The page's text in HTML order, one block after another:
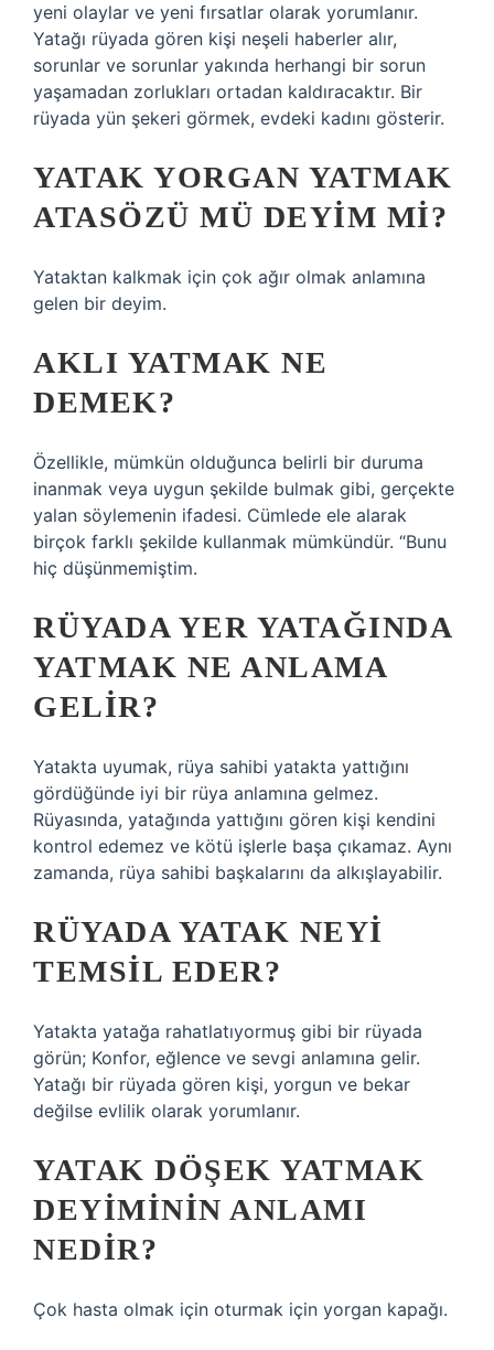
yeni olaylar ve yeni fırsatlar olarak yorumlanır.
Yatağı rüyada gören kişi neşeli haberler alır,
sorunlar ve sorunlar yakında herhangi bir sorun
yaşamadan zorlukları ortadan kaldıracaktır. Bir
rüyada yün şekeri görmek, evdeki kadını gösterir.
YATAK YORGAN YATMAK
ATASÖZÜ MÜ DEYIM MI?
Yataktan kalkmak için çok ağır olmak anlamına
gelen bir deyim.
AKLI YATMAK NE
DEMEK?
Özellikle, mümkün olduğunca belirli bir duruma
inanmak veya uygun şekilde bulmak gibi, gerçekte
yalan söylemenin ifadesi. Cümlede ele alarak
birçok farklı şekilde kullanmak mümkündür. “Bunu
hiç düşünmemiştim.
RÜYADA YER YATAĞINDA
YATMAK NE ANLAMA
GELIR?
Yatakta uyumak, rüya sahibi yatakta yattığını
gördüğünde iyi bir rüya anlamına gelmez.
Rüyasında, yatağında yattığını gören kişi kendini
kontrol edemez ve kötü işlerle başa çıkamaz. Aynı
zamanda, rüya sahibi başkalarını da alkışlayabilir.
RÜYADA YATAK NEYI
TEMSIL EDER?
Yatakta yatağa rahatlatıyormuş gibi bir rüyada
görün; Konfor, eğlence ve sevgi anlamına gelir.
Yatağı bir rüyada gören kişi, yorgun ve bekar
değilse evlilik olarak yorumlanır.
YATAK DÖŞEK YATMAK
DEYIMININ ANLAMI
NEDIR?
Çok hasta olmak için oturmak için yorgan kapağı.